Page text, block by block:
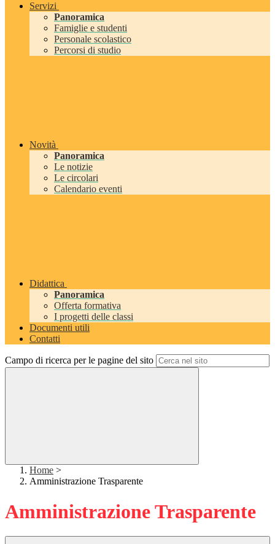
Servizi
Panoramica
Famiglie e studenti
Personale scolastico
Percorsi di studio
Novità
Panoramica
Le notizie
Le circolari
Calendario eventi
Didattica
Panoramica
Offerta formativa
I progetti delle classi
Documenti utili
Contatti
Campo di ricerca per le pagine del sito
Home >
Amministrazione Trasparente
Amministrazione Trasparente